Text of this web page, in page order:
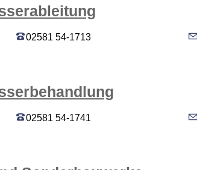
02581 54-1713
02581 54-1741